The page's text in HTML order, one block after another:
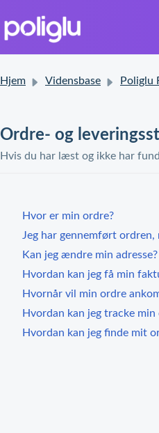
Hjem Vidensbase Poliglu
Ordre- og
Hvis du har læst og ikke har
Hvor er min ordre?
Jeg har gennemført
Kan jeg ændre min adresse?
Hvordan kan jeg få min
Hvornår vil min ordre
Hvordan kan jeg tracke min
Hvordan kan jeg finde mit